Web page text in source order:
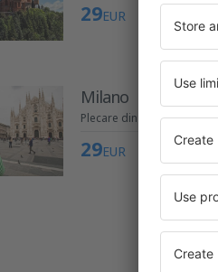
29EUR
Milano
Plecare din Craiova
29EUR